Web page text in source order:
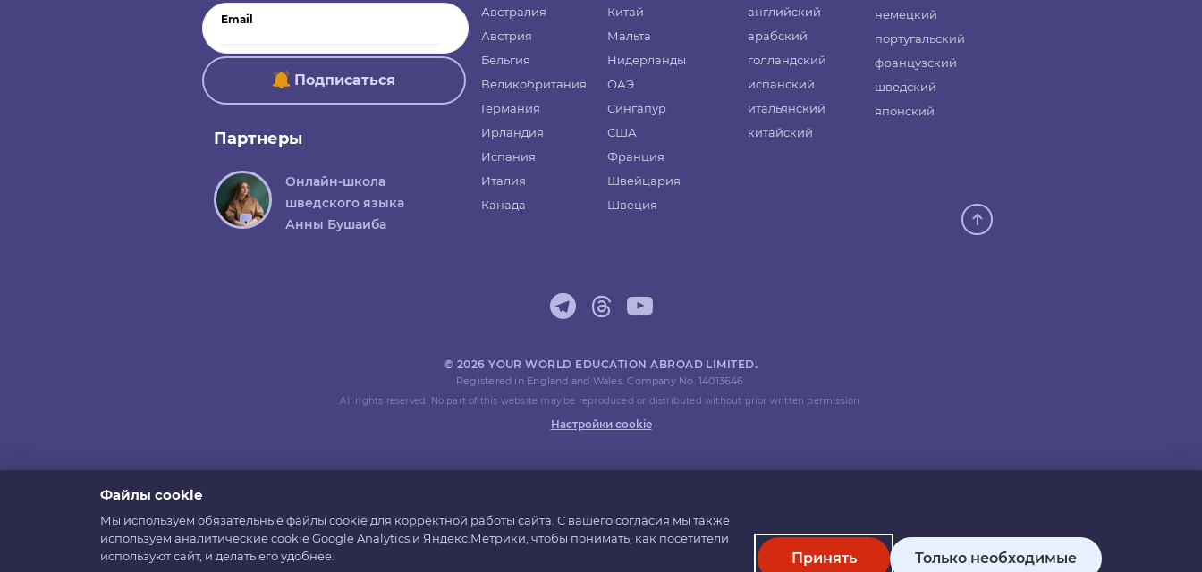
Email
Подписаться
Партнеры
Онлайн-школа
шведского языка
Анны Бушаиба
Австралия
Австрия
Бельгия
Великобритания
Германия
Ирландия
Испания
Италия
Канада
Китай
Мальта
Нидерланды
ОАЭ
Сингапур
США
Франция
Швейцария
Швеция
английский
арабский
голландский
испанский
итальянский
китайский
немецкий
португальский
французский
шведский
японский
© 2026 YOUR WORLD EDUCATION ABROAD LIMITED.
Registered in England and Wales. Company No. 14013646.
All rights reserved. No part of this website may be reproduced or distributed without prior written permission.
Настройки cookie
Файлы cookie
Мы используем обязательные файлы cookie для корректной работы сайта. С вашего согласия мы также
используем аналитические cookie Google Analytics и Яндекс.Метрики, чтобы понимать, как посетители
используют сайт, и делать его удобнее.
Принять Только необходимые